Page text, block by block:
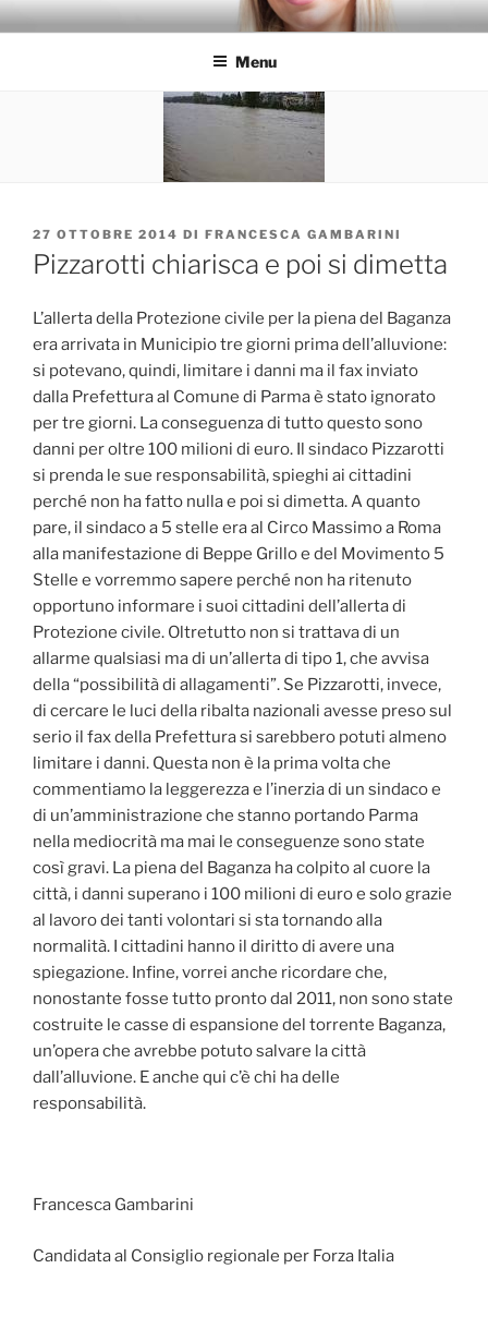
Salta
al
FRANCESCA GAMBARINI
Menu
PUBBLICATO
IL
27 OTTOBRE 2014 DI FRANCESCA GAMBARINI
Pizzarotti chiarisca e poi si dimetta
L’allerta della Protezione civile per la piena del Baganza
era arrivata in Municipio tre giorni prima dell’alluvione:
si potevano, quindi, limitare i danni ma il fax inviato
dalla Prefettura al Comune di Parma è stato ignorato
per tre giorni. La conseguenza di tutto questo sono
danni per oltre 100 milioni di euro. Il sindaco Pizzarotti
si prenda le sue responsabilità, spieghi ai cittadini
perché non ha fatto nulla e poi si dimetta. A quanto
pare, il sindaco a 5 stelle era al Circo Massimo a Roma
alla manifestazione di Beppe Grillo e del Movimento 5
Stelle e vorremmo sapere perché non ha ritenuto
opportuno informare i suoi cittadini dell’allerta di
Protezione civile. Oltretutto non si trattava di un
allarme qualsiasi ma di un’allerta di tipo 1, che avvisa
della “possibilità di allagamenti”. Se Pizzarotti, invece,
di cercare le luci della ribalta nazionali avesse preso sul
serio il fax della Prefettura si sarebbero potuti almeno
limitare i danni. Questa non è la prima volta che
commentiamo la leggerezza e l’inerzia di un sindaco e
di un’amministrazione che stanno portando Parma
nella mediocrità ma mai le conseguenze sono state
così gravi. La piena del Baganza ha colpito al cuore la
città, i danni superano i 100 milioni di euro e solo grazie
al lavoro dei tanti volontari si sta tornando alla
normalità. I cittadini hanno il diritto di avere una
spiegazione. Infine, vorrei anche ricordare che,
nonostante fosse tutto pronto dal 2011, non sono state
costruite le casse di espansione del torrente Baganza,
un’opera che avrebbe potuto salvare la città
dall’alluvione. E anche qui c’è chi ha delle
responsabilità.
Francesca Gambarini
Candidata al Consiglio regionale per Forza Italia